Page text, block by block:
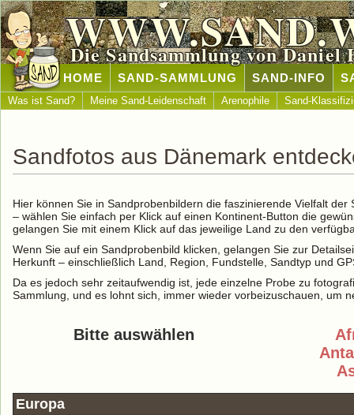
Die Sandsammlung von Daniel
HOME SAND-SAMMLUNG SAND-INFO
Was ist Sand? Meine Sand-Leidenschaft Arenophile Sand-
Sandfotos aus Dänemark
Hier können Sie in Sandprobenbildern die faszinierende Vielfalt
– wählen Sie einfach per Klick auf einen Kontinent-Button die
gelangen Sie mit einem Klick auf das jeweilige Land zu den
Wenn Sie auf ein Sandprobenbild klicken, gelangen Sie zur
Herkunft – einschließlich Land, Region, Fundstelle, Sandtyp und
Da es jedoch sehr zeitaufwendig ist, jede einzelne Probe zu
Sammlung, und es lohnt sich, immer wieder vorbeizuschauen, um
Bitte auswählen
Europa